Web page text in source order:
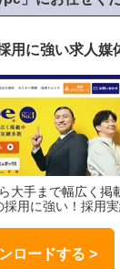
用に強い求人媒
大手まで幅広く掲
採用に強い！採用
ロードする >